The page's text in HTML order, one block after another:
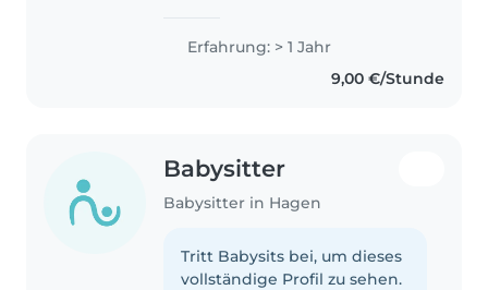
Erfahrung: > 1 Jahr
9,00 €/Stunde
Babysitter
Babysitter in Hagen
Tritt Babysits bei, um dieses
vollständige Profil zu sehen.